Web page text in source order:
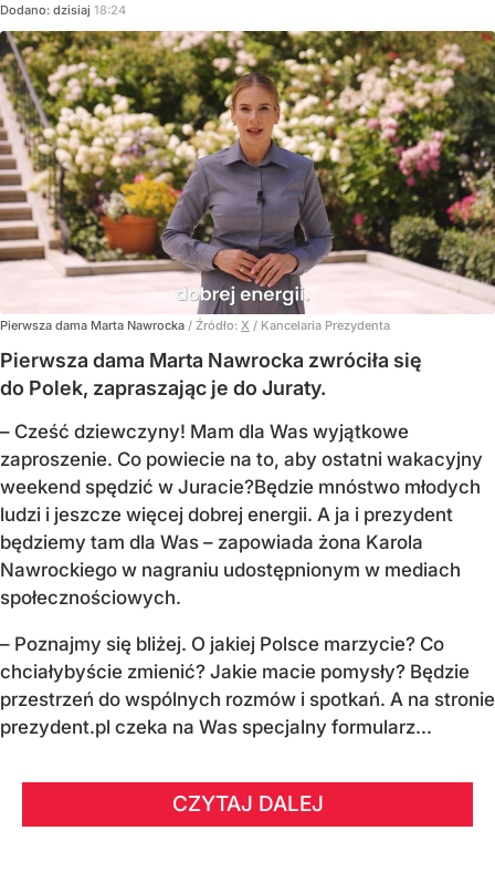
Dodano: dzisiaj 18:24
Pierwsza dama Marta Nawrocka / Źródło: X / Kancelaria Prezydenta
Pierwsza dama Marta Nawrocka zwróciła się
do Polek, zapraszając je do Juraty.
– Cześć dziewczyny! Mam dla Was wyjątkowe
zaproszenie. Co powiecie na to, aby ostatni wakacyjny
weekend spędzić w Juracie?Będzie mnóstwo młodych
ludzi i jeszcze więcej dobrej energii. A ja i prezydent
będziemy tam dla Was – zapowiada żona Karola
Nawrockiego w nagraniu udostępnionym w mediach
społecznościowych.
– Poznajmy się bliżej. O jakiej Polsce marzycie? Co
chciałybyście zmienić? Jakie macie pomysły? Będzie
przestrzeń do wspólnych rozmów i spotkań. A na stronie
prezydent.pl czeka na Was specjalny formularz...
CZYTAJ DALEJ